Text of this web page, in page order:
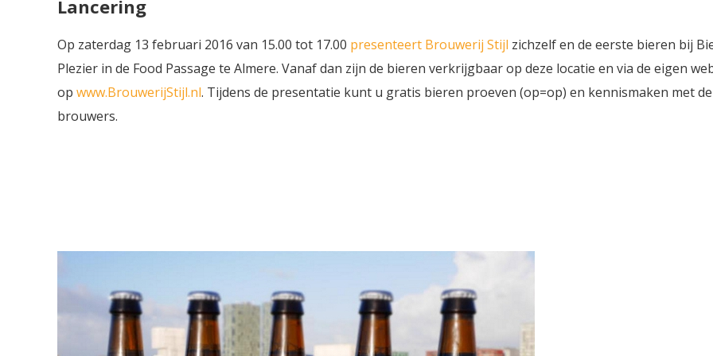
Lancering
Op zaterdag 13 februari 2016 van 15.00 tot 17.00 presenteert Brouwerij Stijl zichzelf en de eerste bieren bij
Plezier in de Food Passage te Almere. Vanaf dan zijn de bieren verkrijgbaar op deze locatie en via de eigen
op www.BrouwerijStijl.nl. Tijdens de presentatie kunt u gratis bieren proeven (op=op) en kennismaken met de
brouwers.